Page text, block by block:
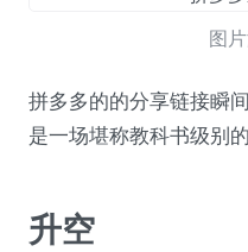
图
拼多多的的分享链接瞬
是一场堪称教科书级别
升空